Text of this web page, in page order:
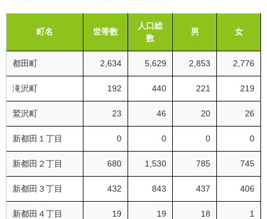
町名 世帯数
人口総
数
男 女
都田町 2,634 5,629 2,853 2,776
滝沢町 192 440 221 219
鷲沢町 23 46 20 26
新都田１丁目 0 0 0 0
新都田２丁目 680 1,530 785 745
新都田３丁目 432 843 437 406
新都田４丁目 19 19 18 1